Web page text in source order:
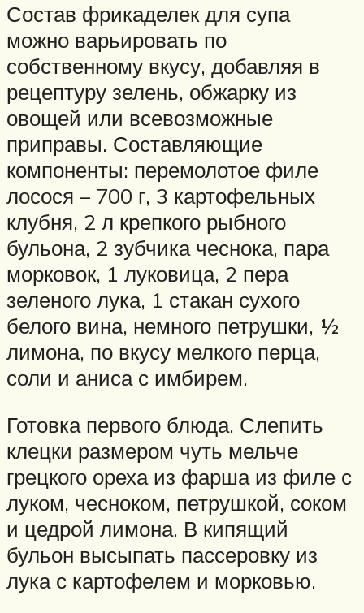
Состав фрикаделек для супа
можно варьировать по
собственному вкусу, добавляя в
рецептуру зелень, обжарку из
овощей или всевозможные
приправы. Составляющие
компоненты: перемолотое филе
лосося – 700 г, 3 картофельных
клубня, 2 л крепкого рыбного
бульона, 2 зубчика чеснока, пара
морковок, 1 луковица, 2 пера
зеленого лука, 1 стакан сухого
белого вина, немного петрушки, ½
лимона, по вкусу мелкого перца,
соли и аниса с имбирем.
Готовка первого блюда. Слепить
клецки размером чуть мельче
грецкого ореха из фарша из филе с
луком, чесноком, петрушкой, соком
и цедрой лимона. В кипящий
бульон высыпать пассеровку из
лука с картофелем и морковью.